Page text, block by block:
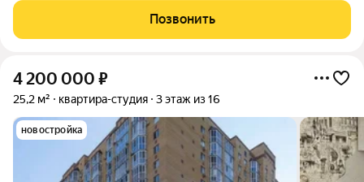
площадью 30,7 кв. м. на 3 этаже от застройщика Страна
Позвонить
4 200 000 ₽
25,2 м² квартира-студия 3 этаж из 16
новостройка